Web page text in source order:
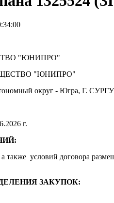
"ЮНИПРО"
"ЮНИПРО"
округ - Югра, Г.
г.
условий договора
ЗАКУПОК: